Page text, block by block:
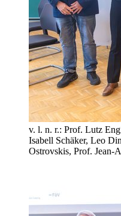
v. l. n. r.: Prof. Lutz
Isabell Schäker, Leo
Ostrovskis, Prof. Jean-